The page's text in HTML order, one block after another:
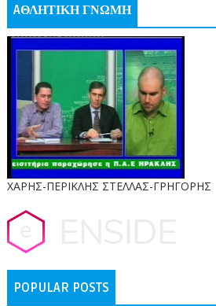
AΘΛΗΤΙΚΗ ΓΝΩΜΗ
ΧΑΡΗΣ-ΠΕΡΙΚΛΗΣ ΣΤΕΛΛΑΣ-ΓΡΗΓΟΡΗΣ
POPULAR POSTS